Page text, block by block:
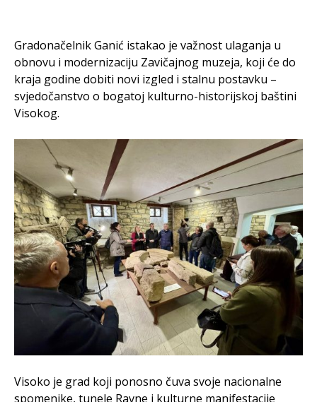
Gradonačelnik Ganić istakao je važnost ulaganja u
obnovu i modernizaciju Zavičajnog muzeja, koji će do
kraja godine dobiti novi izgled i stalnu postavku –
svjedočanstvo o bogatoj kulturno-historijskoj baštini
Visokog.
Visoko je grad koji ponosno čuva svoje nacionalne
spomenike, tunele Ravne i kulturne manifestacije